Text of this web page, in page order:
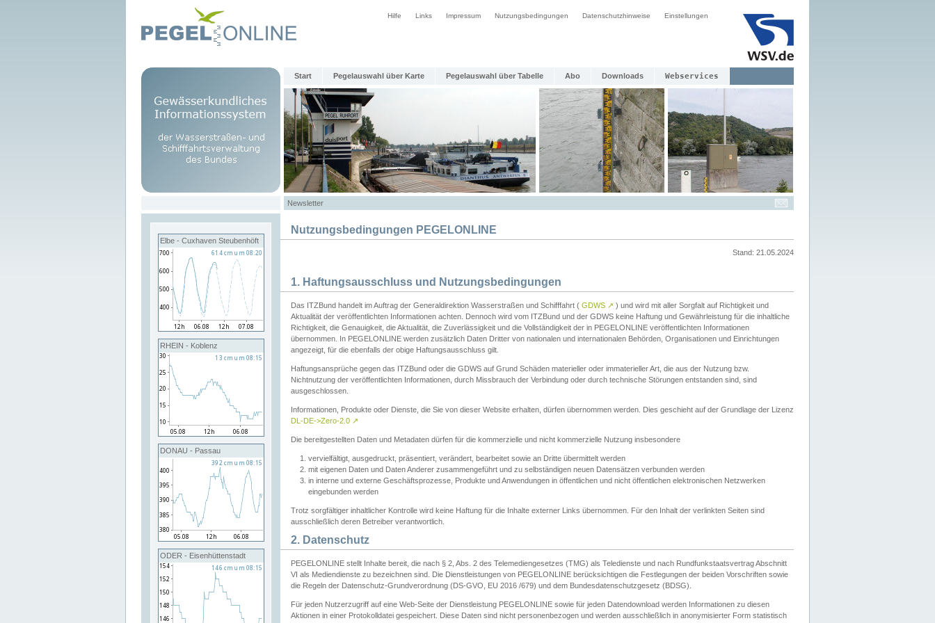
Hilfe Links Impressum Nutzungsbedingungen Datenschutzhinweise Einstellungen
Start Pegelauswahl über Karte Pegelauswahl über Tabelle Abo Downloads Webservices
Newsletter
Elbe - Cuxhaven Steubenhöft
RHEIN - Koblenz
DONAU - Passau
ODER - Eisenhüttenstadt
Nutzungsbedingungen PEGELONLINE
Stand: 21.05.2024
1. Haftungsausschluss und Nutzungsbedingungen
Das ITZBund handelt im Auftrag der Generaldirektion Wasserstraßen und Schifffahrt ( GDWS ↗ ) und wird mit aller Sorgfalt auf Richtigkeit und
Aktualität der veröffentlichten Informationen achten. Dennoch wird vom ITZBund und der GDWS keine Haftung und Gewährleistung für die inhaltliche
Richtigkeit, die Genauigkeit, die Aktualität, die Zuverlässigkeit und die Vollständigkeit der in PEGELONLINE veröffentlichten Informationen
übernommen. In PEGELONLINE werden zusätzlich Daten Dritter von nationalen und internationalen Behörden, Organisationen und Einrichtungen
angezeigt, für die ebenfalls der obige Haftungsausschluss gilt.
Haftungsansprüche gegen das ITZBund oder die GDWS auf Grund Schäden materieller oder immaterieller Art, die aus der Nutzung bzw.
Nichtnutzung der veröffentlichten Informationen, durch Missbrauch der Verbindung oder durch technische Störungen entstanden sind, sind
ausgeschlossen.
Informationen, Produkte oder Dienste, die Sie von dieser Website erhalten, dürfen übernommen werden. Dies geschieht auf der Grundlage der Lizenz
DL-DE->Zero-2.0 ↗
Die bereitgestellten Daten und Metadaten dürfen für die kommerzielle und nicht kommerzielle Nutzung insbesondere
vervielfältigt, ausgedruckt, präsentiert, verändert, bearbeitet sowie an Dritte übermittelt werden
mit eigenen Daten und Daten Anderer zusammengeführt und zu selbständigen neuen Datensätzen verbunden werden
in interne und externe Geschäftsprozesse, Produkte und Anwendungen in öffentlichen und nicht öffentlichen elektronischen Netzwerken
eingebunden werden
Trotz sorgfältiger inhaltlicher Kontrolle wird keine Haftung für die Inhalte externer Links übernommen. Für den Inhalt der verlinkten Seiten sind
ausschließlich deren Betreiber verantwortlich.
2. Datenschutz
PEGELONLINE stellt Inhalte bereit, die nach § 2, Abs. 2 des Telemediengesetzes (TMG) als Teledienste und nach Rundfunkstaatsvertrag Abschnitt
VI als Mediendienste zu bezeichnen sind. Die Dienstleistungen von PEGELONLINE berücksichtigen die Festlegungen der beiden Vorschriften sowie
die Regeln der Datenschutz-Grundverordnung (DS-GVO, EU 2016 /679) und dem Bundesdatenschutzgesetz (BDSG).
Für jeden Nutzerzugriff auf eine Web-Seite der Dienstleistung PEGELONLINE sowie für jeden Datendownload werden Informationen zu diesen
Aktionen in einer Protokolldatei gespeichert. Diese Daten sind nicht personenbezogen und werden ausschließlich in anonymisierter Form statistisch